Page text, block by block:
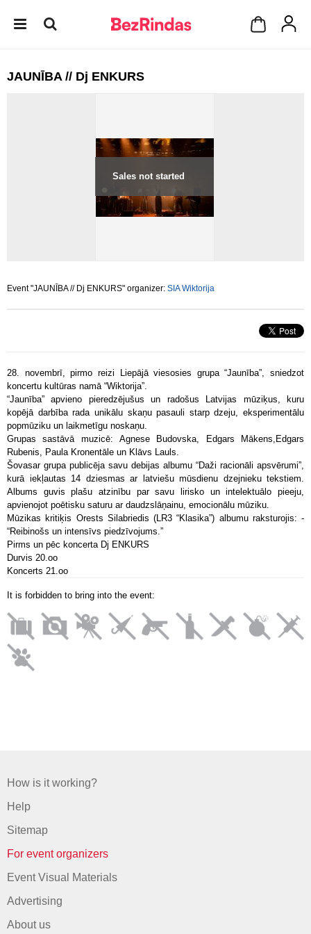
JAUNĪBA // Dj ENKURS
Sales not started
Event "JAUNĪBA // Dj ENKURS" organizer: SIA Wiktorija
28. novembrī, pirmo reizi Liepājā viesosies grupa “Jaunība”, sniedzot
koncertu kultūras namā “Wiktorija”.
“Jaunība” apvieno pieredzējušus un radošus Latvijas mūziķus, kuru
kopējā darbība rada unikālu skaņu pasauli starp dzeju, eksperimentālu
popmūziku un laikmetīgu noskaņu.
Grupas sastāvā muzicē: Agnese Budovska, Edgars Mākens,Edgars
Rubenis, Paula Kronentāle un Klāvs Lauls.
Šovasar grupa publicēja savu debijas albumu “Daži racionāli apsvērumi”,
kurā iekļautas 14 dziesmas ar latviešu mūsdienu dzejnieku tekstiem.
Albums guvis plašu atzinību par savu lirisko un intelektuālo pieeju,
apvienojot poētisku saturu ar daudzslāņainu, emocionālu mūziku.
Mūzikas kritiķis Orests Silabriedis (LR3 “Klasika”) albumu raksturojis: -
“Reibinošs un intensīvs piedzīvojums.”
Pirms un pēc koncerta Dj ENKURS
Durvis 20.oo
Koncerts 21.oo
It is forbidden to bring into the event:
How is it working?
Help
Sitemap
For event organizers
Event Visual Materials
Advertising
About us